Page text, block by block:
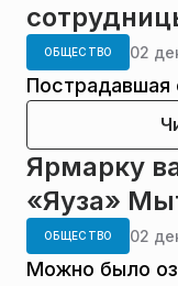
ОБЩЕСТВО 02
Пострадавшая
Ярмарку
«Яуза»
ОБЩЕСТВО 02
Можно было